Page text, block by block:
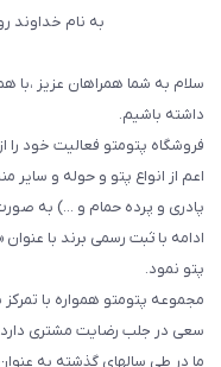
به نام خداوند
سلام به شما همراهان عزیز ،با
داشته باشیم.
اعم از انواع پتو و حوله و
پادری و پرده حمام و ...) به
ادامه با ثبت رسمی برند با
پتو نمود.
مجموعه پتومتو همواره با
سعی در جلب رضایت مشتری
ما در طی سالهای گذشته به